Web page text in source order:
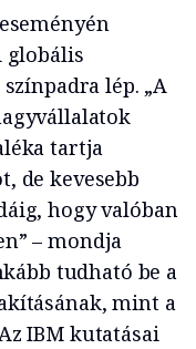
globális
lép. „A
tartja
de kevesebb
hogy valóban
– mondja
tudható be a
mint a
IBM kutatásai